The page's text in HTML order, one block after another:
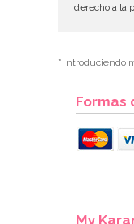
derecho a la
* Introduciendo
Formas
My